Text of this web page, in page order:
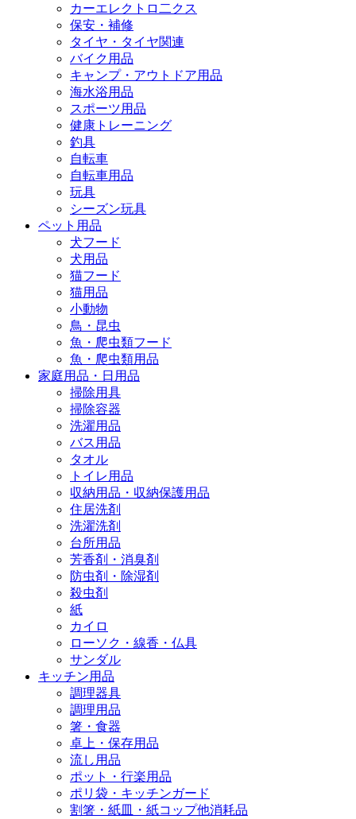
カーエレクトロ二クス
保安・補修
タイヤ・タイヤ関連
バイク用品
キャンプ・アウトドア用品
海水浴用品
スポーツ用品
健康トレーニング
釣具
自転車
自転車用品
玩具
シーズン玩具
ペット用品
犬フード
犬用品
猫フード
猫用品
小動物
鳥・昆虫
魚・爬虫類フード
魚・爬虫類用品
家庭用品・日用品
掃除用具
掃除容器
洗濯用品
バス用品
タオル
トイレ用品
収納用品・収納保護用品
住居洗剤
洗濯洗剤
台所用品
芳香剤・消臭剤
防虫剤・除湿剤
殺虫剤
紙
カイロ
ローソク・線香・仏具
サンダル
キッチン用品
調理器具
調理用品
箸・食器
卓上・保存用品
流し用品
ポット・行楽用品
ポリ袋・キッチンガード
割箸・紙皿・紙コップ他消耗品